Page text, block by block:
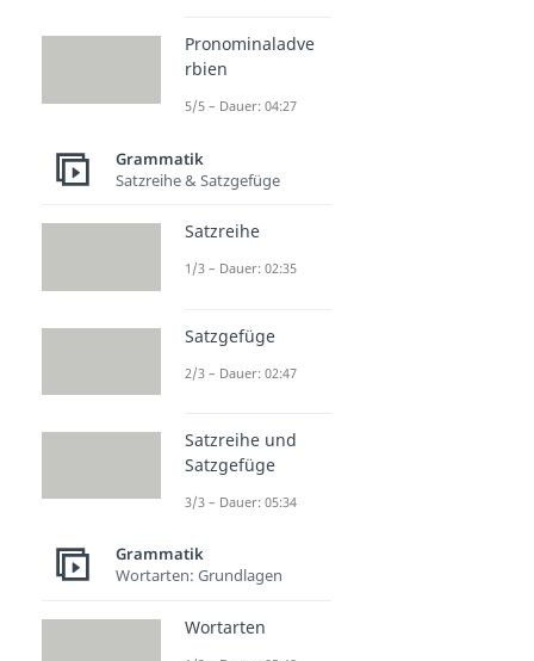
Pronominaladve
rbien
5/5 – Dauer: 04:27
Grammatik
Satzreihe & Satzgefüge
Satzreihe
1/3 – Dauer: 02:35
Satzgefüge
2/3 – Dauer: 02:47
Satzreihe und
Satzgefüge
3/3 – Dauer: 05:34
Grammatik
Wortarten: Grundlagen
Wortarten